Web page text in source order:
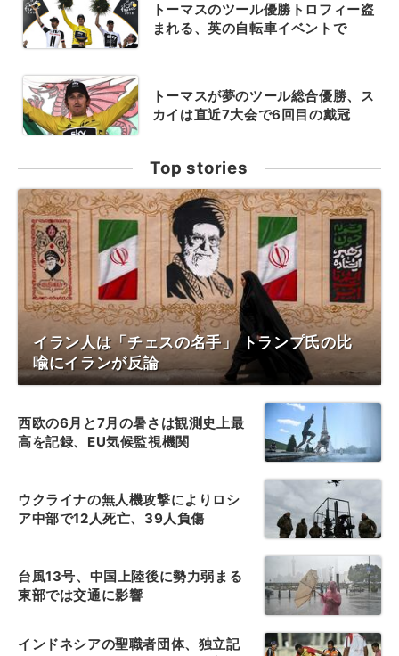
トーマスのツール優勝トロフィー盗
まれる、英の自転車イベントで
トーマスが夢のツール総合優勝、ス
カイは直近7大会で6回目の戴冠
Top stories
イラン人は「チェスの名手」 トランプ氏の比
喩にイランが反論
西欧の6月と7月の暑さは観測史上最
高を記録、EU気候監視機関
ウクライナの無人機攻撃によりロシ
ア中部で12人死亡、39人負傷
台風13号、中国上陸後に勢力弱まる
東部では交通に影響
インドネシアの聖職者団体、独立記